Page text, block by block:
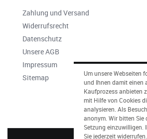
Zahlung und Versand
Widerrufsrecht
Datenschutz
Unsere AGB
Impressum
Sitemap
Um unsere Webseiten
und Ihnen damit einen
Kaufprozess anbieten
mit Hilfe von Cookies
analysieren. Als
anonym. Wir bitten Sie
Setzung einzuwilligen.
Sie jederzeit widerrufen.